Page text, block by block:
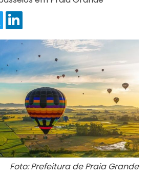
Foto: Prefeitura de Praia Grande